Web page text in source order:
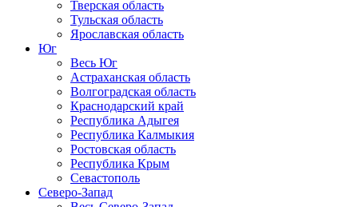
Тверская область
Тульская область
Ярославская область
Юг
Весь Юг
Астраханская область
Волгоградская область
Краснодарский край
Республика Адыгея
Республика Калмыкия
Ростовская область
Республика Крым
Севастополь
Северо-Запад